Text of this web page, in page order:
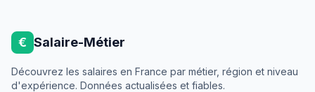
€ Salaire-Métier
Découvrez les salaires en France par métier, région et niveau
d'expérience. Données actualisées et fiables.